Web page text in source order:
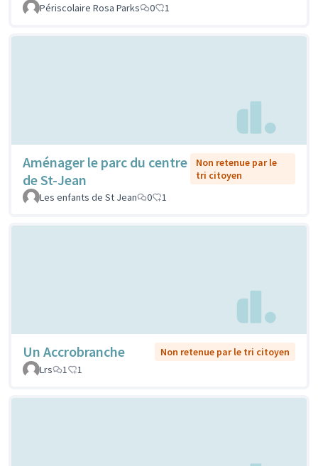
Périscolaire Rosa Parks 0 1
Aménager le parc du centre
de St-Jean
Non retenue par le
tri citoyen
Les enfants de St Jean
0 1
Un Accrobranche
Non retenue par le tri citoyen
Lrs
1 1